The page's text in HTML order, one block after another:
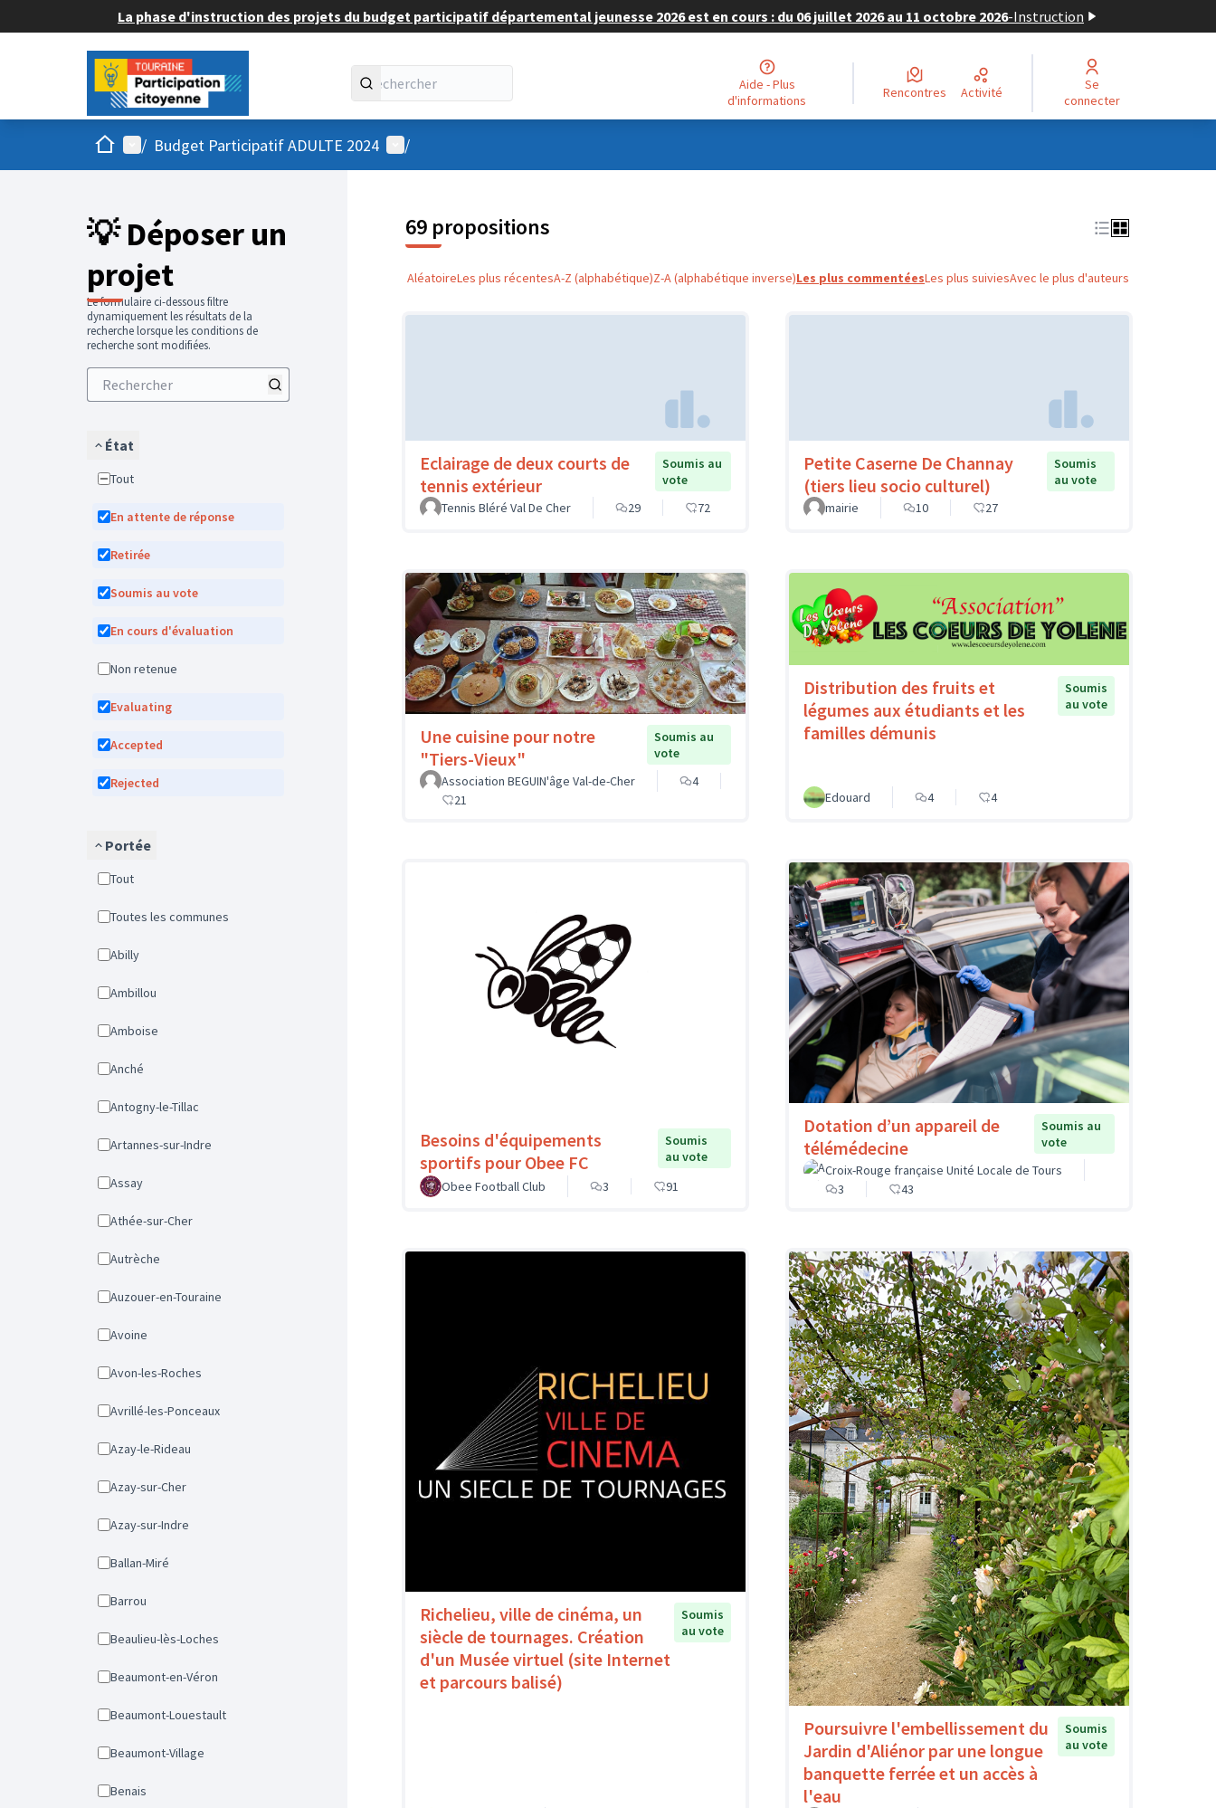
La phase d'instruction des projets du budget participatif départemental jeunesse 2026 est en cours : du 06 juillet 2026 au 11 octobre 2026-Instruction
Aide - Plus
d'informations
Rencontres Activité
Se
connecter
AccueilMenu principal
/ Budget Participatif ADULTE 2024 Menu utilisateur
/
💡 Déposer un
projet
Le formulaire ci-dessous filtre
dynamiquement les résultats de la
recherche lorsque les conditions de
recherche sont modifiées.
État
Tout
En attente de réponse
Retirée
Soumis au vote
En cours d'évaluation
Non retenue
Evaluating
Accepted
Rejected
Portée
Tout
Toutes les communes
Abilly
Ambillou
Amboise
Anché
Antogny-le-Tillac
Artannes-sur-Indre
Assay
Athée-sur-Cher
Autrèche
Auzouer-en-Touraine
Avoine
Avon-les-Roches
Avrillé-les-Ponceaux
Azay-le-Rideau
Azay-sur-Cher
Azay-sur-Indre
Ballan-Miré
Barrou
Beaulieu-lès-Loches
Beaumont-en-Véron
Beaumont-Louestault
Beaumont-Village
Benais
69 propositions
AléatoireLes plus récentesA-Z (alphabétique)Z-A (alphabétique inverse)Les plus commentéesLes plus suiviesAvec le plus d'auteurs
Eclairage de deux courts de
tennis extérieur
Soumis au
vote
Tennis Bléré Val De Cher
29 72
Petite Caserne De Channay
(tiers lieu socio culturel)
Soumis
au vote
mairie
10 27
Une cuisine pour notre
"Tiers-Vieux"
Soumis au
vote
Association BEGUIN'âge Val-de-Cher
4
21
Distribution des fruits et
légumes aux étudiants et les
familles démunis
Soumis
au vote
Edouard 4 4
Besoins d'équipements
sportifs pour Obee FC
Soumis
au vote
Obee Football Club
3 91
Dotation d’un appareil de
télémédecine
Soumis au
vote
Croix-Rouge française Unité Locale de Tours
3
43
Richelieu, ville de cinéma, un
siècle de tournages. Création
d'un Musée virtuel (site Internet
et parcours balisé)
Soumis
au vote
Poursuivre l'embellissement du
Jardin d'Aliénor par une longue
banquette ferrée et un accès à
l'eau
Soumis
au vote